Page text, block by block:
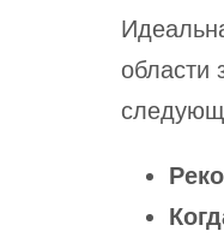
области